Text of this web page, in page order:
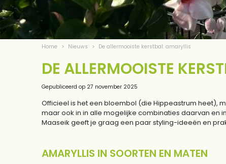
Home > Nieuws > De allermooiste kerstbal: amaryllis
DE ALLERMOOISTE
Gepubliceerd op 27 november 2025
Officieel is het een bloembol (die Hippeastrum heet),
maar ook in in alle mogelijke combinaties daarvan en
Maaseik geeft je graag een paar styling-ideeën en
AMARYLLIS IN SOORTEN EN MATEN